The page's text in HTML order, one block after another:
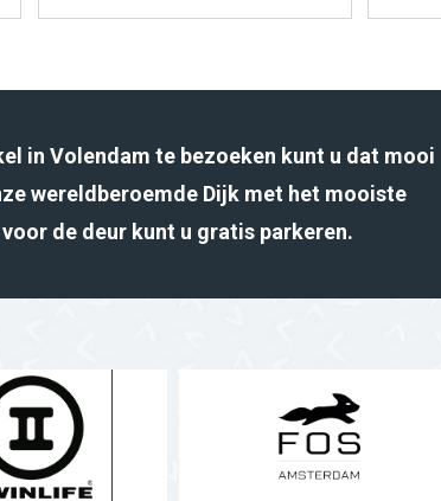
in Volendam te bezoeken kunt u dat mooi
wereldberoemde Dijk met het mooiste
de deur kunt u gratis parkeren.